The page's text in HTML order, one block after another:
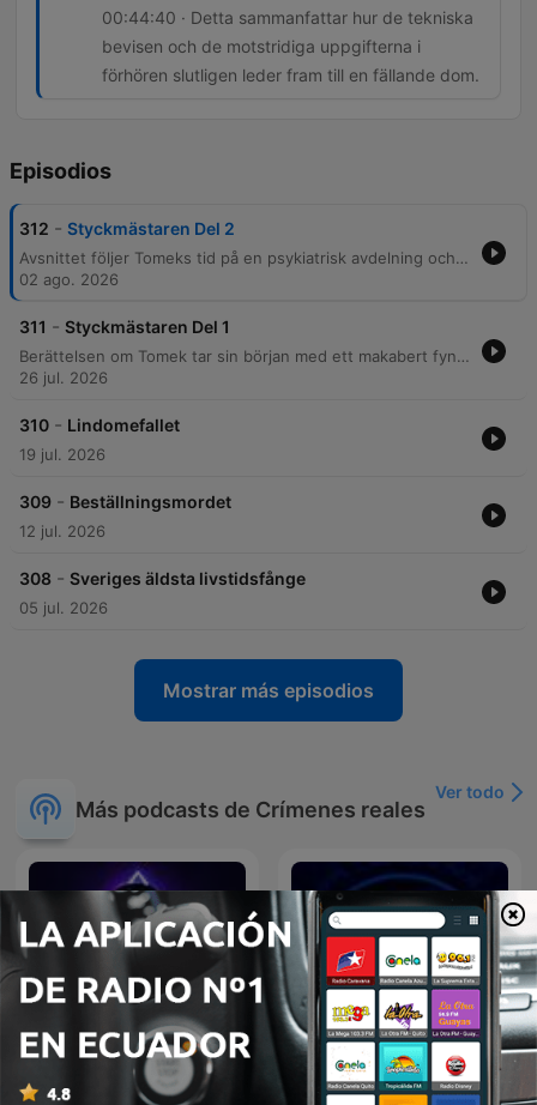
00:44:40 · Detta sammanfattar hur de tekniska
bevisen och de motstridiga uppgifterna i
förhören slutligen leder fram till en fällande dom.
Episodios
312 - Styckmästaren Del 2
Avsnittet följer Tomeks tid på en psykiatrisk avdelning och de märkliga omständigheterna kring hans långa permissioner, som ledde till möten i Ystad och händelser vid ett pensionat. Genom tekniska bevis, såsom anatomisk kunskap och fynd av knivar och fingeravtryck, kopplas Tomek till de brutala morden på Olof och Stina. Trots Tomeks egna berättelser och förnekanden, undermineras hans trovärdighet av den tekniska bevisningen och bristen på stöd för hans alibi. Utredningen leder slutligen till en fällande dom för mord, och avsnittet avslutas med information om att Tomek senare tog sitt liv.
02 ago. 2026
311 - Styckmästaren Del 1
Berättelsen om Tomek tar sin början med ett makabert fynd i en sopcontainer i Malmö 1974, där mänskliga kroppsdelar upptäcktes. Utredningen leder fram till Tomek, en man med en våldsam bakgrund från andra världskriget, och avslöjar hur en konfrontation om ämnet giftermål eskalerade till ett mord och efterföljande styckning av offret Jolla. I samband med fallet utforskas även den svenska psykiatriens historia, från tidiga asyler och brutala behandlingar som lobotomi till modern vård. Avslutningsvis beskrivs de omfattande tekniska bevisen från brottsplatsen och rättsprocessen, där Tomek dömdes för grov misshandel och vållande till annans död men med påföljd av sluten psykiatrisk vård.
26 jul. 2026
310 - Lindomefallet
19 jul. 2026
309 - Beställningsmordet
12 jul. 2026
308 - Sveriges äldsta livstidsfånge
05 jul. 2026
Mostrar más episodios
Más podcasts de Crímenes reales
Ver todo